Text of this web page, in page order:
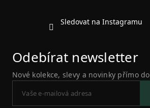
Sledovat na Instagramu
Odebírat newsletter
Nové kolekce, slevy a novinky přímo